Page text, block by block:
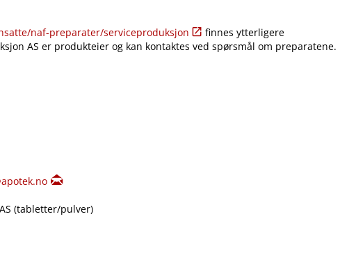
​naf-preparater​/​serviceproduksjon
finnes ytterligere
AS er produkteier og kan kontaktes ved spørsmål om preparatene.
(tabletter​/​pulver)